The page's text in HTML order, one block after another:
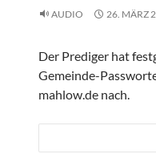
AUDIO 26. MÄRZ
Der Prediger hat
Gemeinde-
mahlow.de nach.